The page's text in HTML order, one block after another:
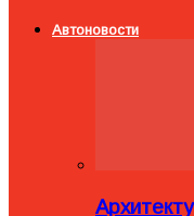
Автоновости